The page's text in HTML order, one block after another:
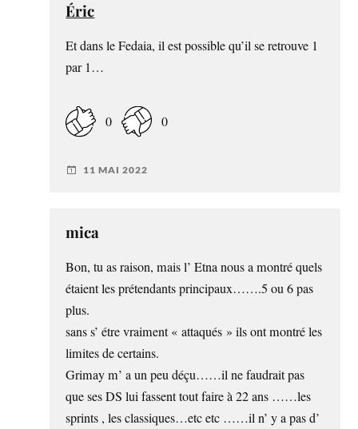
Éric
Et dans le Fedaia, il est possible qu’il se retrouve 1
par 1…
0 0
11 MAI 2022
mica
Bon, tu as raison, mais l’ Etna nous a montré quels
étaient les prétendants principaux…….5 ou 6 pas
plus.
sans s’ étre vraiment « attaqués » ils ont montré les
limites de certains.
Grimay m’ a un peu déçu……il ne faudrait pas
que ses DS lui fassent tout faire à 22 ans ……les
sprints , les classiques…etc etc ……il n’ y a pas d’